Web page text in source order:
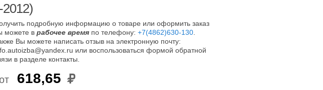
подробную информацию о товаре или оформить заказ
можете в рабочее время по телефону: +7(4862)630-130
Вы можете написать отзыв на электронную почту:
или воспользоваться формой обратной
в разделе контакты.
от 618,65